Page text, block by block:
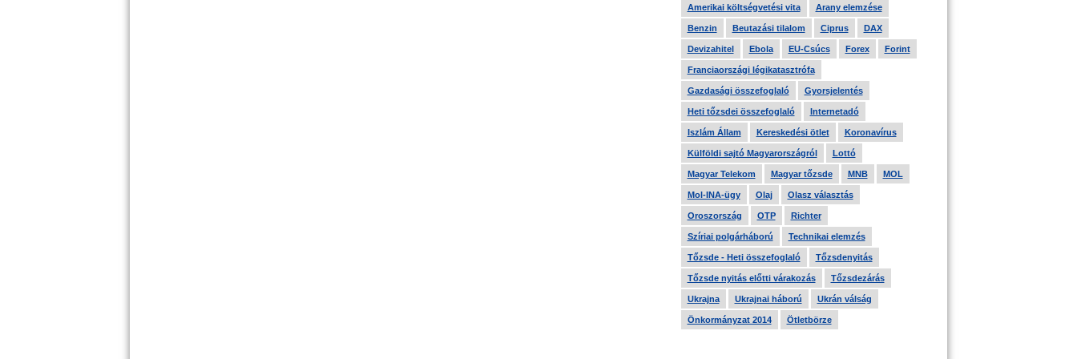
Amerikai költségvetési vita Arany elemzése
Benzin Beutazási tilalom Ciprus DAX
Devizahitel Ebola EU-Csúcs Forex Forint
Franciaországi légikatasztrófa
Gazdasági összefoglaló Gyorsjelentés
Heti tőzsdei összefoglaló Internetadó
Iszlám Állam Kereskedési ötlet Koronavírus
Külföldi sajtó Magyarországról Lottó
Magyar Telekom Magyar tőzsde MNB MOL
Mol-INA-ügy Olaj Olasz választás
Oroszország OTP Richter
Szíriai polgárháború Technikai elemzés
Tőzsde - Heti összefoglaló Tőzsdenyitás
Tőzsde nyitás előtti várakozás Tőzsdezárás
Ukrajna Ukrajnai háború Ukrán válság
Önkormányzat 2014 Ötletbörze